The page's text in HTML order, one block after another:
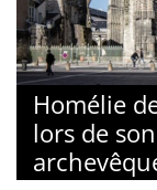
Homélie
lors de